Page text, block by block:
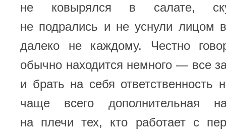
не ковырялся в салате,
не подрались и не уснули лицом
далеко не каждому. Честно
обычно находится немного — все
и брать на себя ответственность
чаще всего дополнительная
на плечи тех, кто работает с